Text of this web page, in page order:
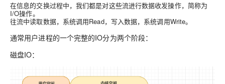
在信息的交换过程中，我们都是对这些流进行数据收发操作，简称为
I/O操作。
往流中读取数据，系统调用Read，写入数据，系统调用Write。
通常用户进程的一个完整的IO分为两个阶段：
磁盘IO：